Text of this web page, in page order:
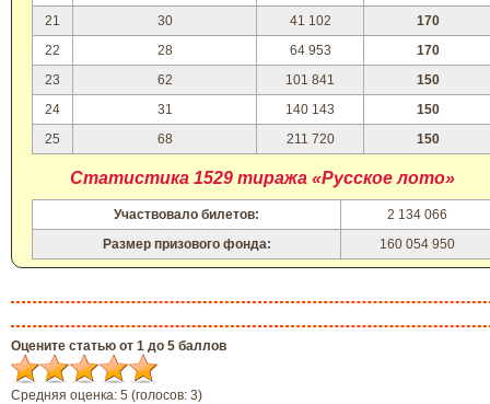
21
30 41 102
170
22
28 64 953
170
23
62 101 841
150
24
31 140 143
150
25
68 211 720 150
Статистика 1529 тиража «Русское лото»
Участвовало билетов:
2 134 066
Размер призового фонда:
160 054 950
Оцените статью от 1 до 5 баллов
Средняя оценка: 5 (голосов: 3)